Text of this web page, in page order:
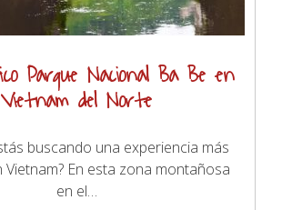
Parque Nacional Ba Be en
Vietnam del Norte
buscando una experiencia más
Vietnam? En esta zona montañosa
en el…